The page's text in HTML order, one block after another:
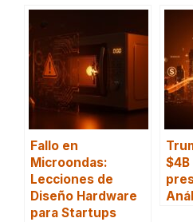
Fallo en
Microondas:
Lecciones de
Diseño Hardware
para Startups